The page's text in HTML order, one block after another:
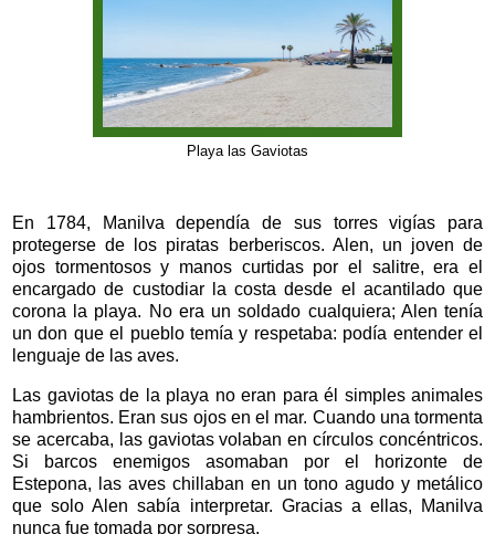
Playa las Gaviotas
En 1784, Manilva dependía de sus torres vigías para
protegerse de los piratas berberiscos. Alen, un joven de
ojos tormentosos y manos curtidas por el salitre, era el
encargado de custodiar la costa desde el acantilado que
corona la playa. No era un soldado cualquiera; Alen tenía
un don que el pueblo temía y respetaba: podía entender el
lenguaje de las aves.
Las gaviotas de la playa no eran para él simples animales
hambrientos. Eran sus ojos en el mar. Cuando una tormenta
se acercaba, las gaviotas volaban en círculos concéntricos.
Si barcos enemigos asomaban por el horizonte de
Estepona, las aves chillaban en un tono agudo y metálico
que solo Alen sabía interpretar. Gracias a ellas, Manilva
nunca fue tomada por sorpresa.